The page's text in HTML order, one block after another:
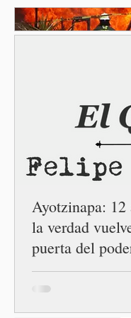
también
esperanza
Igualdad,
la Casa
número 25 en
cuarta en la c
Ayotzinapa: 12
la verdad
puerta del